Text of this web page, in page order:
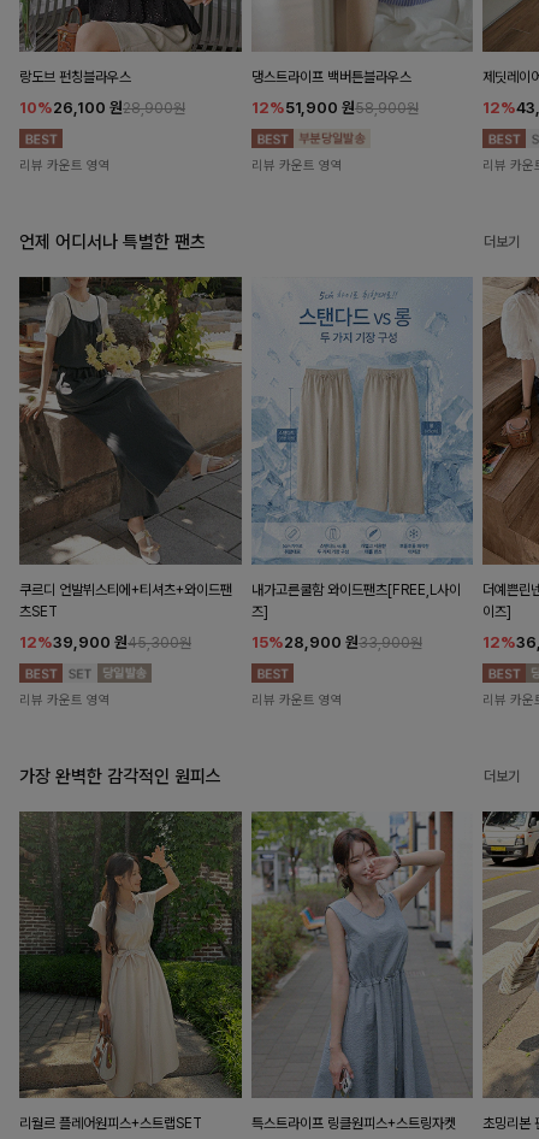
랑도브 펀칭블라우스
10%26,100 원28,900원
리뷰 카운트 영역
댕스트라이프 백버튼블라우스
12%51,900 원58,900원
리뷰 카운트 영역
제딧레이
12%
리뷰 카운
언제 어디서나 특별한 팬츠 더보기
쿠르디 언발뷔스티에+티셔츠+와이드팬
츠SET
12%39,900 원45,300원
리뷰 카운트 영역
내가고른쿨함 와이드팬츠[FREE,L사이
즈]
15%28,900 원33,900원
리뷰 카운트 영역
더예쁜린
이즈]
12%
리뷰 카운
가장 완벽한 감각적인 원피스 더보기
리월르 플레어원피스+스트랩SET
특스트라이프 링클원피스+스트링자켓
초밍리본